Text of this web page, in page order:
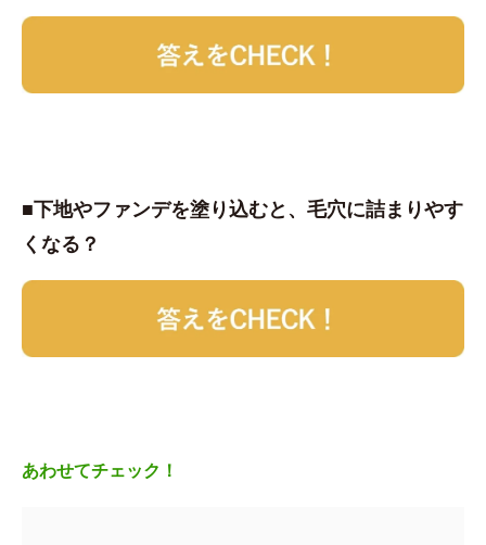
■下地やファンデを塗り込むと、毛穴に詰まりやす
くなる？
あわせてチェック！